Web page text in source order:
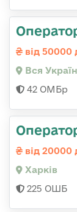
від 50000
Вся
42 ОМБр
від 20000
Харків
225 ОШБ